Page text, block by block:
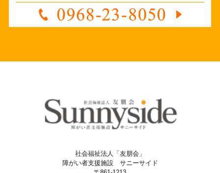
社会福祉法人「友朋会」
障がい者支援施設 サニーサイド